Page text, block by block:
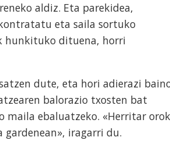
aldiz. Eta parekidea,
eta saila sortuko
hunkituko dituena, horri
dute, eta hori adierazi
balorazio txosten bat
maila ebaluatzeko. «Herritar orok
iragarri du.